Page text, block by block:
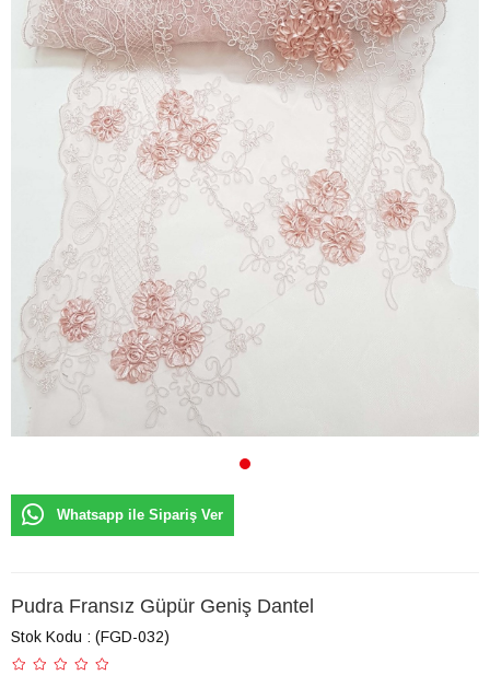
Whatsapp ile Sipariş Ver
Pudra Fransız Güpür Geniş Dantel
Stok Kodu (FGD-032)